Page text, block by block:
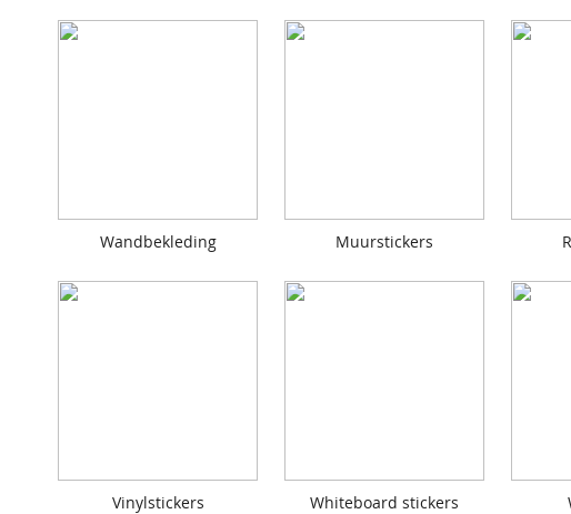
Wandbekleding Muurstickers
Vinylstickers Whiteboard stickers